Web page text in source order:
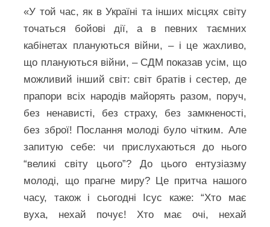
«У той час, як в Україні та інших місцях світу
точаться бойові дії, а в певних таємних
кабінетах плануються війни, – і це жахливо,
що плануються війни, – СДМ показав усім, що
можливий інший світ: світ братів і сестер, де
прапори всіх народів майорять разом, поруч,
без ненависті, без страху, без замкненості,
без зброї! Послання молоді було чітким. Але
запитую себе: чи прислухаються до нього
“великі світу цього”? До цього ентузіазму
молоді, що прагне миру? Це притча нашого
часу, також і сьогодні Ісус каже: “Хто має
вуха, нехай почує! Хто має очі, нехай